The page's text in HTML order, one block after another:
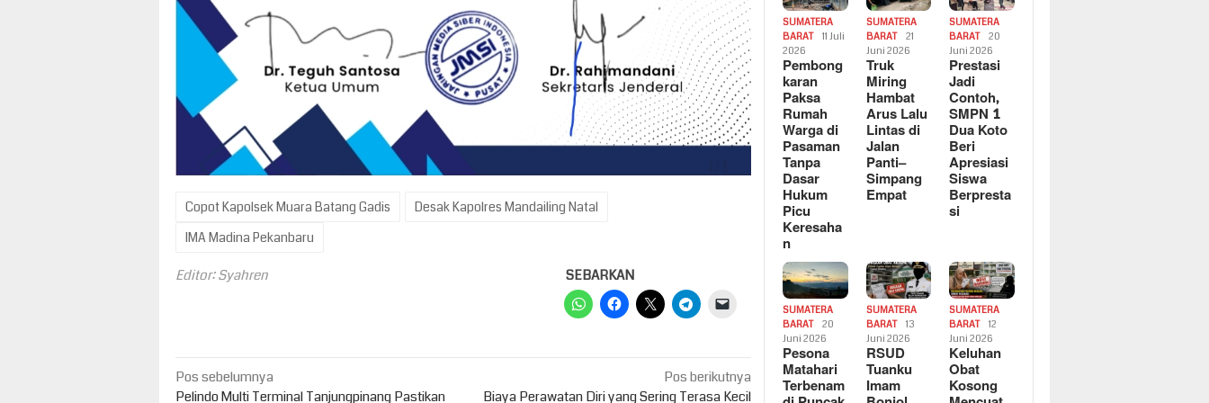
Copot Kapolsek Muara Batang Gadis
Desak Kapolres Mandailing Natal
IMA Madina Pekanbaru
Editor: Syahren SEBARKAN
Navigasi
Pos sebelumnya
Pelindo Multi Terminal Tanjungpinang Pastikan
Pos berikutnya
Biaya Perawatan Diri yang Sering Terasa Kecil
SUMATERA
BARAT
11 Juli
2026
Pembong
karan
Paksa
Rumah
Warga di
Pasaman
Tanpa
Dasar
Hukum
Picu
Keresaha
n
SUMATERA
BARAT
21
Juni 2026
Truk
Miring
Hambat
Arus Lalu
Lintas di
Jalan
Panti–
Simpang
Empat
SUMATERA
BARAT
20
Juni 2026
Prestasi
Jadi
Contoh,
SMPN 1
Dua Koto
Beri
Apresiasi
Siswa
Berpresta
si
SUMATERA
BARAT
20
Juni 2026
Pesona
Matahari
Terbenam
SUMATERA
BARAT
13
Juni 2026
RSUD
Tuanku
Imam
SUMATERA
BARAT
12
Juni 2026
Keluhan
Obat
Kosong